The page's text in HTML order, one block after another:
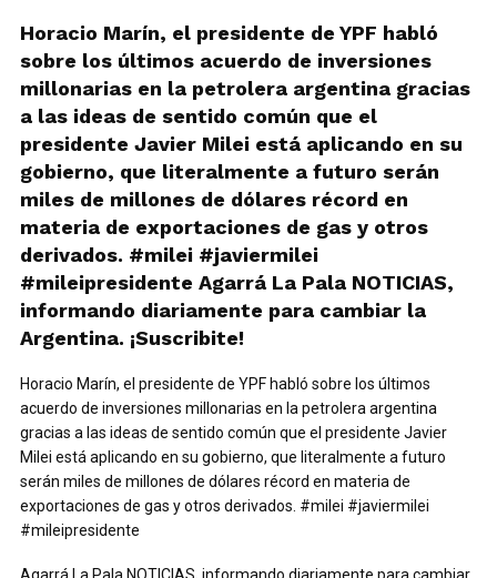
Horacio Marín, el presidente de YPF habló
sobre los últimos acuerdo de inversiones
millonarias en la petrolera argentina gracias
a las ideas de sentido común que el
presidente Javier Milei está aplicando en su
gobierno, que literalmente a futuro serán
miles de millones de dólares récord en
materia de exportaciones de gas y otros
derivados. #milei #javiermilei
#mileipresidente Agarrá La Pala NOTICIAS,
informando diariamente para cambiar la
Argentina. ¡Suscribite!
Horacio Marín, el presidente de YPF habló sobre los últimos
acuerdo de inversiones millonarias en la petrolera argentina
gracias a las ideas de sentido común que el presidente Javier
Milei está aplicando en su gobierno, que literalmente a futuro
serán miles de millones de dólares récord en materia de
exportaciones de gas y otros derivados. #milei #javiermilei
#mileipresidente
Agarrá La Pala NOTICIAS, informando diariamente para cambiar